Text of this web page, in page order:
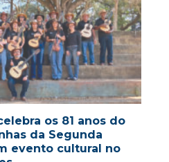
os 81 anos do
da Segunda
evento cultural no